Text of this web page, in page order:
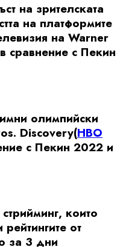
на зрителската
на платформите
на Warner
сравнение с Пекин
олимпийски
Discovery(HBO
с Пекин 2022 и
които
от
за 3 дни